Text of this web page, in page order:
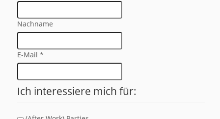
Nachname
E-Mail *
Ich interessiere mich für: